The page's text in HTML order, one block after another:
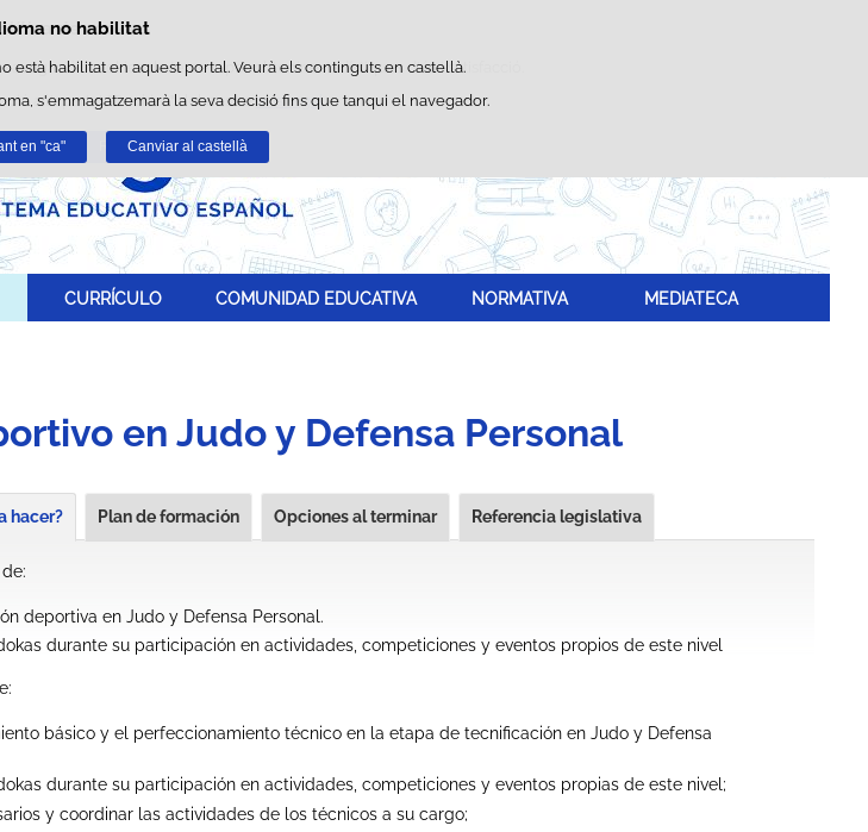
de cookies
i cookies de tercers per obtenir estadístiques d'ús i satisfacció.
a l'apartat "Cookies" del nostreavís legal.
Rebutjar
no habilitat
està habilitat en aquest portal. Veurà els continguts en castellà.
s'emmagatzemarà la seva decisió fins que tanqui el navegador.
en "ca" Canviar al castellà
Passar al contingut
CURRÍCULO COMUNIDAD EDUCATIVA NORMATIVA MEDIATECA
en Judo y Defensa Personal
hacer? Plan de formación Opciones al terminar Referencia legislativa
deportiva en Judo y Defensa Personal.
durante su participación en actividades, competiciones y eventos propios de este nivel
básico y el perfeccionamiento técnico en la etapa de tecnificación en Judo y Defensa
durante su participación en actividades, competiciones y eventos propias de este nivel;
y coordinar las actividades de los técnicos a su cargo;